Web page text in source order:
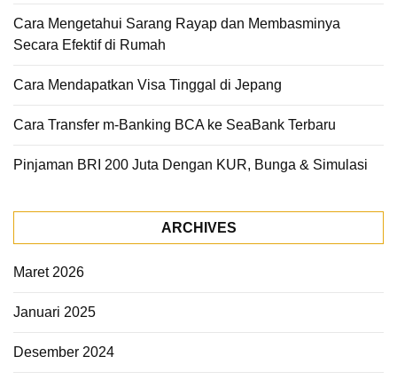
Cara Mengetahui Sarang Rayap dan Membasminya
Secara Efektif di Rumah
Cara Mendapatkan Visa Tinggal di Jepang
Cara Transfer m-Banking BCA ke SeaBank Terbaru
Pinjaman BRI 200 Juta Dengan KUR, Bunga & Simulasi
ARCHIVES
Maret 2026
Januari 2025
Desember 2024